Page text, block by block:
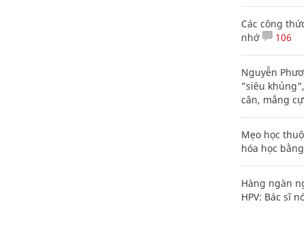
Các công
nhớ
106
Nguyễn
"siêu
cân, mắng
Mẹo học
hóa học
Hàng ngàn
HPV: Bác sĩ